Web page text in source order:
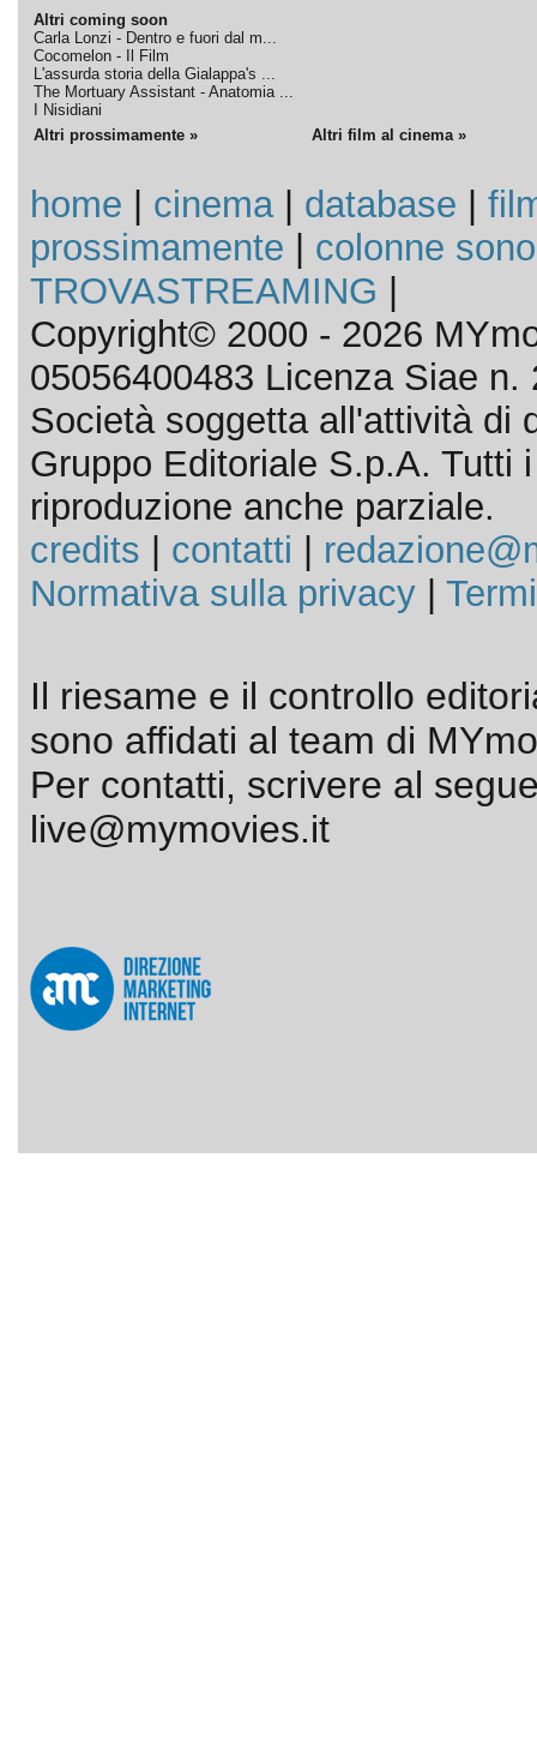
Altri coming soon
Carla Lonzi - Dentro e fuori dal m...
Cocomelon - Il Film
L'assurda storia della Gialappa's ...
The Mortuary Assistant - Anatomia ...
I Nisidiani
Altri prossimamente » Altri film al cinema »
home cinema| database
prossimamente
colonne
TROVASTREAMING
Copyright© 2000 - 2026
05056400483 Licenza Siae n.
Società soggetta all'attività di
Gruppo Editoriale S.p.A. Tutti
riproduzione anche parziale.
credits
contatti
Normativa sulla privacy|
Il riesame e il controllo
sono affidati al team di
Per contatti, scrivere al
live@mymovies.it